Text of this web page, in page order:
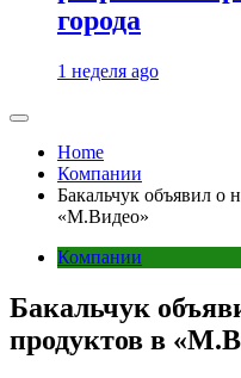
города
1 неделя ago
Home
Компании
Бакальчук объявил о
«М.Видео»
Компании
Бакальчук
продуктов в